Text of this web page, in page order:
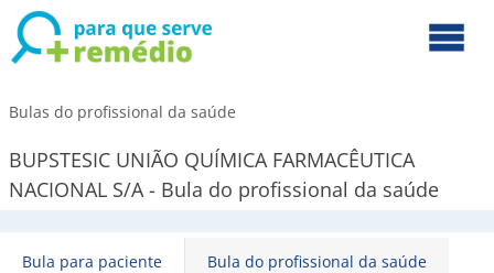
Bulas do profissional da saúde
BUPSTESIC UNIÃO QUÍMICA FARMACÊUTICA
NACIONAL S/A - Bula do profissional da saúde
Bula para paciente Bula do profissional da saúde